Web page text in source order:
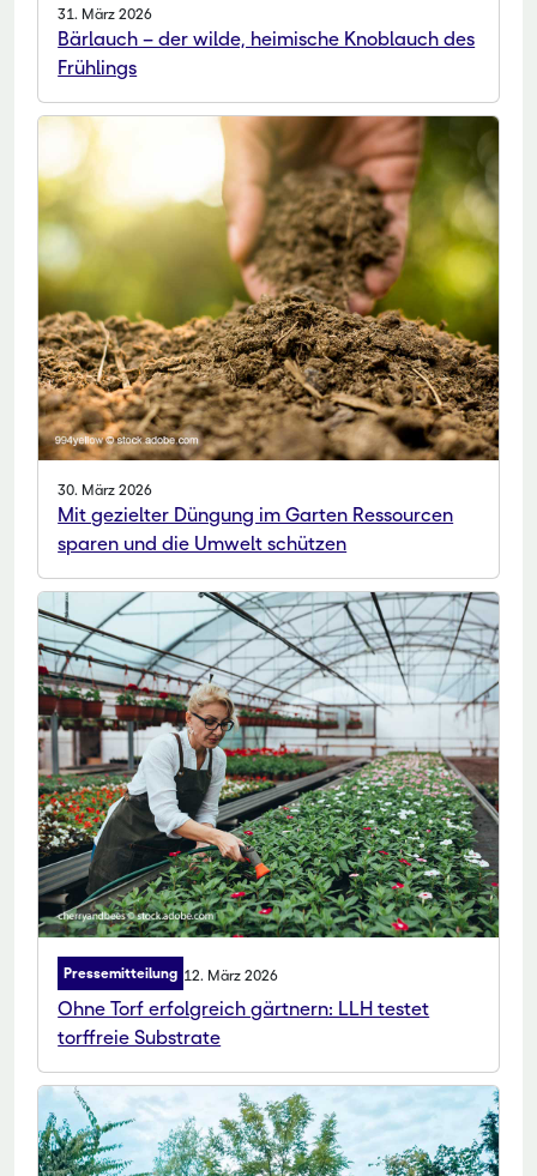
31. März 2026
Bärlauch – der wilde, heimische Knoblauch des
Frühlings
30. März 2026
Mit gezielter Düngung im Garten Ressourcen
sparen und die Umwelt schützen
Pressemitteilung 12. März 2026
Ohne Torf erfolgreich gärtnern: LLH testet
torffreie Substrate